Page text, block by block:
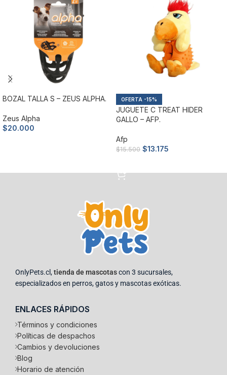
BOZAL TALLA S – ZEUS ALPHA.
Zeus Alpha
$20.000
-15%
JUGUETE C TREAT HIDER
GALLO – AFP.
Afp
$15.500 $13.175
OnlyPets.cl,tienda de mascotascon 3 sucursales,
especializados en perros, gatos y mascotas exóticas.
ENLACES RÁPIDOS
Términos y condiciones
Políticas de despachos
Cambios y devoluciones
Blog
Horario de atención